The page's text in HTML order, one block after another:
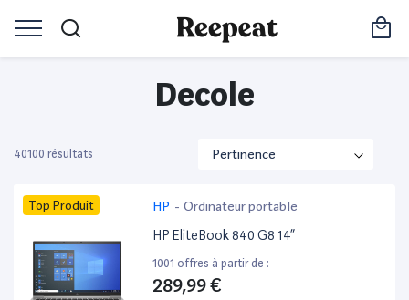
Decole
40100 résultats
Top Produit HP - Ordinateur portable
HP EliteBook 840 G8 14”
1001 offres à partir de :
289,99 €